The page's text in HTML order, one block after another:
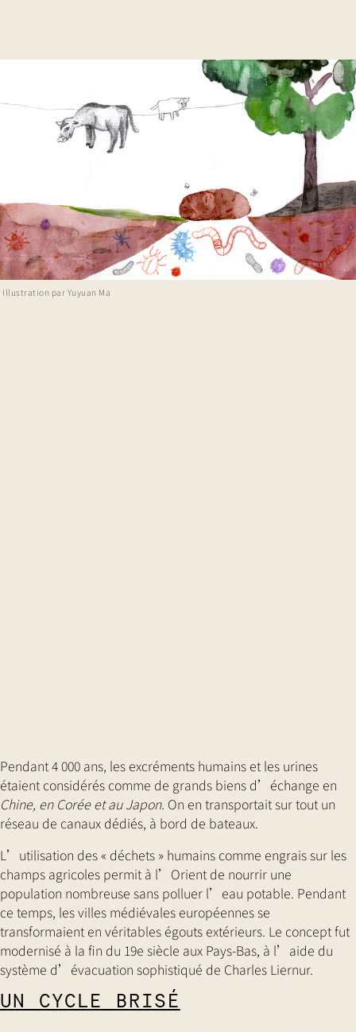
Illustration par Yuyuan Ma
Pendant 4 000 ans, les excréments humains et les urines
étaient considérés comme de grands biens d’échange en
Chine, en Corée et au Japon. On en transportait sur tout un
réseau de canaux dédiés, à bord de bateaux.
L’utilisation des « déchets » humains comme engrais sur les
champs agricoles permit à l’Orient de nourrir une
population nombreuse sans polluer l’eau potable. Pendant
ce temps, les villes médiévales européennes se
transformaient en véritables égouts extérieurs. Le concept fut
modernisé à la fin du 19e siècle aux Pays-Bas, à l’aide du
système d’évacuation sophistiqué de Charles Liernur.
UN CYCLE BRISÉ